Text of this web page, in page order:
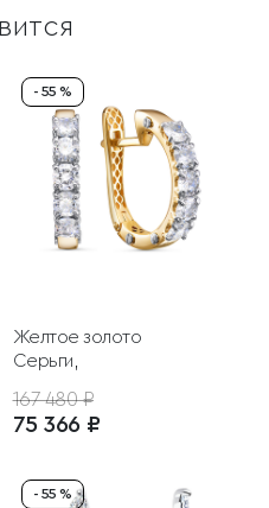
- 55 %
Желтое золото
Серьги,
167 480 ₽
75 366 ₽
- 55 %